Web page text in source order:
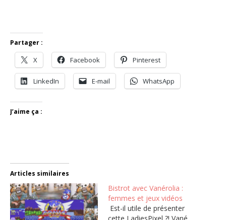
Partager :
X Facebook Pinterest
LinkedIn E-mail WhatsApp
J’aime ça :
Articles similaires
Bistrot avec Vanérolia :
femmes et jeux vidéos
Est-il utile de présenter